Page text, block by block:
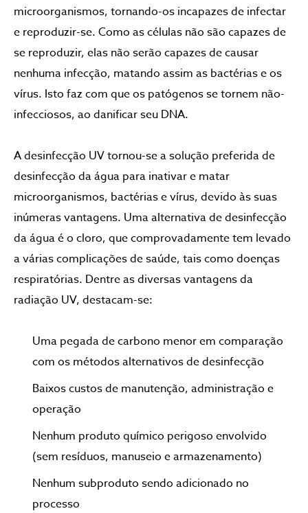
microorganismos, tornando-os incapazes de infectar
e reproduzir-se. Como as células não são capazes de
se reproduzir, elas não serão capazes de causar
nenhuma infecção, matando assim as bactérias e os
vírus. Isto faz com que os patógenos se tornem não-
infecciosos, ao danificar seu DNA.
A desinfecção UV tornou-se a solução preferida de
desinfecção da água para inativar e matar
microorganismos, bactérias e vírus, devido às suas
inúmeras vantagens. Uma alternativa de desinfecção
da água é o cloro, que comprovadamente tem levado
a várias complicações de saúde, tais como doenças
respiratórias. Dentre as diversas vantagens da
radiação UV, destacam-se:
Uma pegada de carbono menor em comparação
com os métodos alternativos de desinfecção
Baixos custos de manutenção, administração e
operação
Nenhum produto químico perigoso envolvido
(sem resíduos, manuseio e armazenamento)
Nenhum subproduto sendo adicionado no
processo